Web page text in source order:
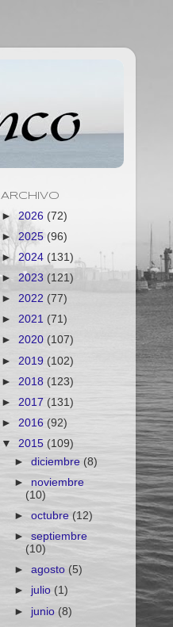
ARCHIVO
► 2026 (72)
► 2025 (96)
► 2024 (131)
► 2023 (121)
► 2022 (77)
► 2021 (71)
► 2020 (107)
► 2019 (102)
► 2018 (123)
► 2017 (131)
► 2016 (92)
▼ 2015 (109)
►diciembre(8)
► noviembre
(10)
►octubre(12)
►septiembre
(10)
►agosto(5)
► julio(1)
► junio(8)